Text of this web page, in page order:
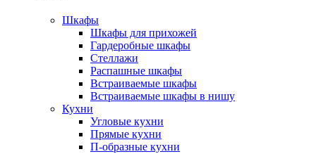
Шкафы
Шкафы для прихожей
Гардеробные шкафы
Стеллажи
Распашные шкафы
Встраиваемые шкафы
Встраиваемые шкафы в нишу
Кухни
Угловые кухни
Прямые кухни
П-образные кухни